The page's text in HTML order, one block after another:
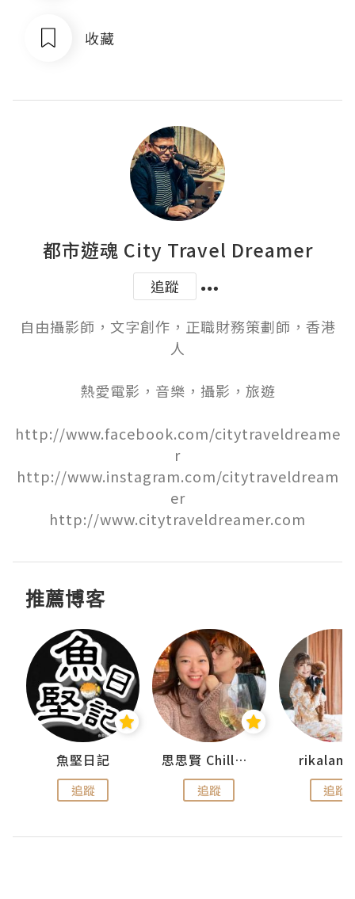
收藏
都市遊魂 City Travel Dreamer
追蹤
自由攝影師，文字創作，正職財務策劃師，香港
人
熱愛電影，音樂，攝影，旅遊
http://www.facebook.com/citytraveldreame
r
http://www.instagram.com/citytraveldream
er
http://www.citytraveldreamer.com
推薦博客
魚堅日記
追蹤
思思賢 ChillMyBabe
追蹤 追蹤